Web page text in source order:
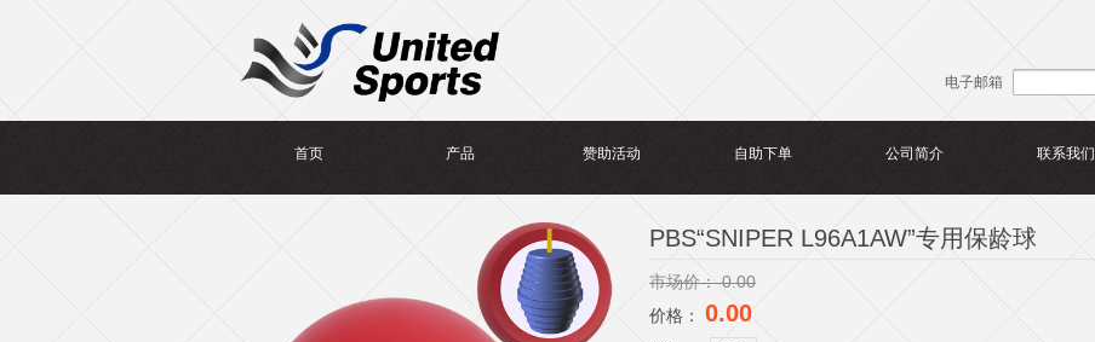
电子邮箱
首页 产品 赞助活动 自助下单 公司简介 联系我们
PBS“SNIPER L96A1AW”专用保龄球
市场价：0.00
价格： 0.00